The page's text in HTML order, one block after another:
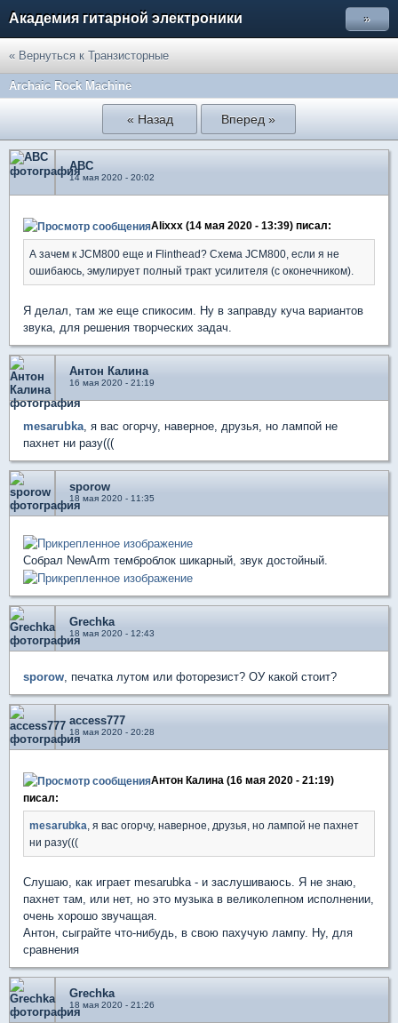
Академия гитарной электроники »
« Вернуться к Транзисторные
Archaic Rock Machine
« Назад Вперед »
ABC
14 мая 2020 - 20:02
Alixxx (14 мая 2020 - 13:39) писал:
А зачем к JCM800 еще и Flinthead? Схема JCM800, если я не
ошибаюсь, эмулирует полный тракт усилителя (с оконечником).
Я делал, там же еще спикосим. Ну в заправду куча вариантов
звука, для решения творческих задач.
Антон Калина
16 мая 2020 - 21:19
mesarubka, я вас огорчу, наверное, друзья, но лампой не
пахнет ни разу(((
sporow
18 мая 2020 - 11:35
Собрал NewArm темброблок шикарный, звук достойный.
Grechka
18 мая 2020 - 12:43
sporow , печатка лутом или фоторезист? ОУ какой стоит?
access777
18 мая 2020 - 20:28
Антон Калина (16 мая 2020 - 21:19)
писал:
mesarubka , я вас огорчу, наверное, друзья, но лампой не пахнет
ни разу(((
Слушаю, как играет mesarubka - и заслушиваюсь. Я не знаю,
пахнет там, или нет, но это музыка в великолепном исполнении,
очень хорошо звучащая.
Антон, сыграйте что-нибудь, в свою пахучую лампу. Ну, для
сравнения
Grechka
18 мая 2020 - 21:26